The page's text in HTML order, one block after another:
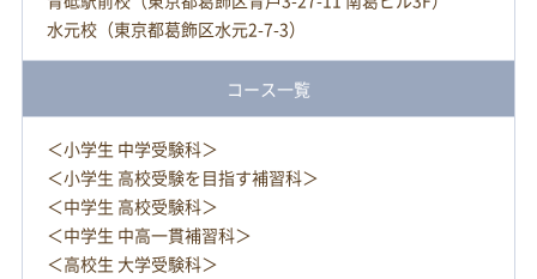
水元校（東京都葛飾区水元2-7-3）
コース一覧
＜小学生 中学受験科＞
＜小学生 高校受験を目指す補習科＞
＜中学生 高校受験科＞
＜中学生 中高一貫補習科＞
＜高校生 大学受験科＞